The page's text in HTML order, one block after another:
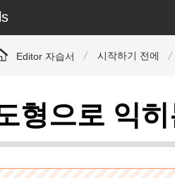
Editor 자습서 시작하기 전에
형으로 익